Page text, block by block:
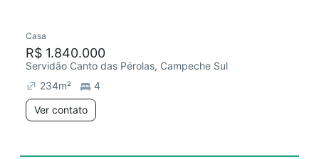
Casa
R$ 1.840.000
Servidão Canto das Pérolas, Campeche Sul
234m²
4
Ver contato